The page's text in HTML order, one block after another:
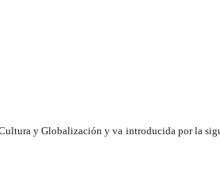
y Globalización y va introducida por la